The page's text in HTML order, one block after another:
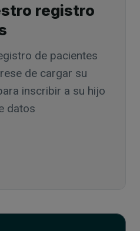
registro
de pacientes
de cargar su
inscribir a su hijo
datos